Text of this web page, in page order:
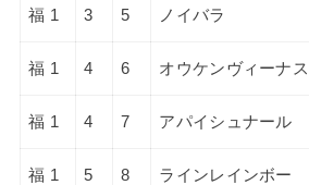
福 1 3 5 ノイバラ
福 1 4 6 オウケンヴィーナス
福 1 4 7 アパイシュナール
福 1 5 8 ラインレインボー